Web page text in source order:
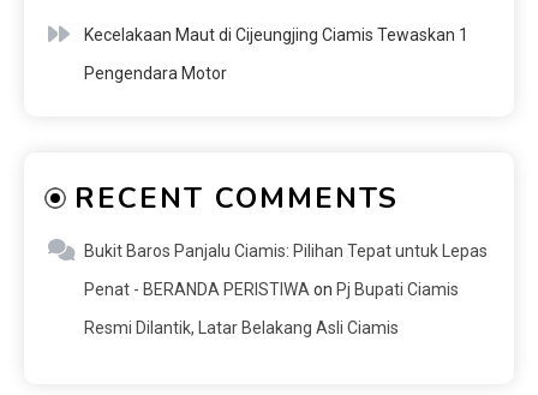
Kecelakaan Maut di Cijeungjing Ciamis Tewaskan 1
Pengendara Motor
RECENT COMMENTS
Bukit Baros Panjalu Ciamis: Pilihan Tepat untuk Lepas
Penat - BERANDA PERISTIWA on Pj Bupati Ciamis
Resmi Dilantik, Latar Belakang Asli Ciamis